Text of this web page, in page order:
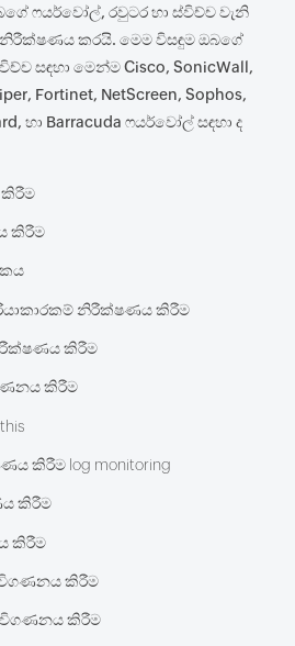
ෆයර්වෝල්, රවුටර හා ස්විච්ච වැනි
නිරීක්ෂණය කරයි. මෙම විසඳුම ඔබගේ
සඳහා මෙන්ම Cisco, SonicWall,
Fortinet, NetScreen, Sophos,
හා Barracuda ෆයර්වෝල් සඳහා ද
කිරීම
කිරීම
නිරීක්ෂණය කිරීම
කිරීම
කිරීම
කිරීම log monitoring
කිරීම
කිරීම
විගණනය කිරීම
විගණනය කිරීම